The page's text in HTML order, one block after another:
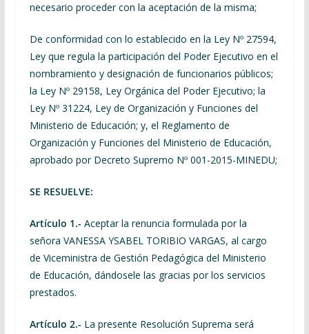
necesario proceder con la aceptación de la misma;
De conformidad con lo establecido en la Ley Nº 27594,
Ley que regula la participación del Poder Ejecutivo en el
nombramiento y designación de funcionarios públicos;
la Ley Nº 29158, Ley Orgánica del Poder Ejecutivo; la
Ley Nº 31224, Ley de Organización y Funciones del
Ministerio de Educación; y, el Reglamento de
Organización y Funciones del Ministerio de Educación,
aprobado por Decreto Supremo Nº 001-2015-MINEDU;
SE RESUELVE:
Artículo 1.- Aceptar la renuncia formulada por la
señora VANESSA YSABEL TORIBIO VARGAS, al cargo
de Viceministra de Gestión Pedagógica del Ministerio
de Educación, dándosele las gracias por los servicios
prestados.
Artículo 2.- La presente Resolución Suprema será